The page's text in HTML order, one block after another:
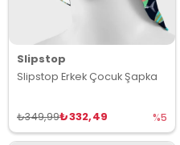
Slipstop
Slipstop Erkek Çocuk Şapka
₺332,49
₺349,99 %5